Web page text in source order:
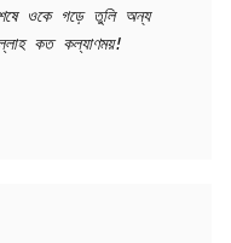
ওকে গড়ে তুলি অন্য
কত কল্যাণময়!